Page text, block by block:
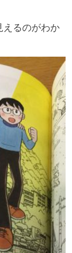
えるのがわか